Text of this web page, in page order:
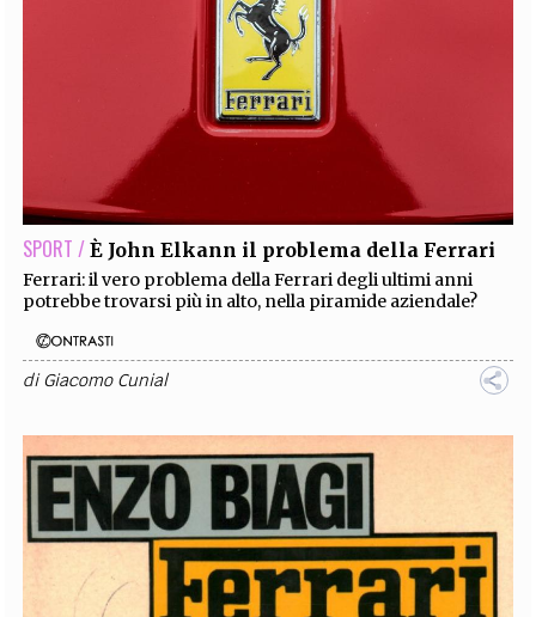
SPORT / È John Elkann il problema della Ferrari
Ferrari: il vero problema della Ferrari degli ultimi anni
potrebbe trovarsi più in alto, nella piramide aziendale?
diGiacomo Cunial